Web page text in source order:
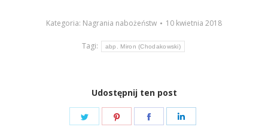
Kategoria: Nagrania nabożeństw 10 kwietnia 2018
Tagi: abp. Miron (Chodakowski)
Udostępnij ten post
Share
Share
Share